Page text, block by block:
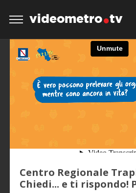
videometro tv
Centro Regionale
Chiedi... e ti rispondo!